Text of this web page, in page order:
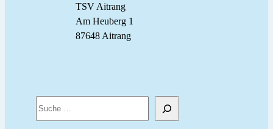
TSV Aitrang
Am Heuberg 1
87648 Aitrang
S
u